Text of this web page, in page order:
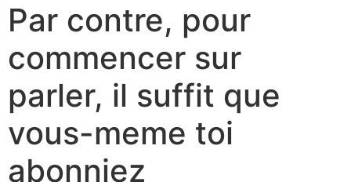
Par contre, pour
commencer sur
parler, il suffit que
vous-meme toi
abonniez